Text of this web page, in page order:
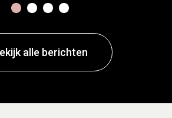
alle berichten